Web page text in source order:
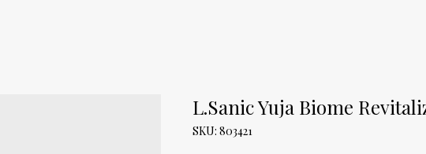
L.Sanic Yuja Biome
SKU: 803421